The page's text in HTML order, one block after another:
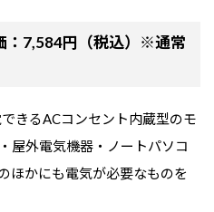
：7,584円（税込）※通常
きるACコンセント内蔵型のモ
屋外電気機器・ノートパソコ
ほかにも電気が必要なものを